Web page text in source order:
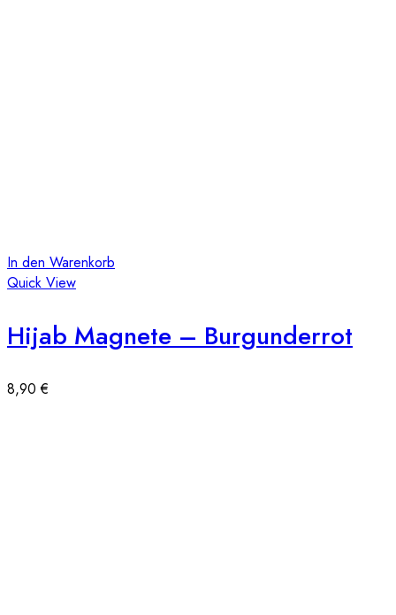
In den Warenkorb
Quick View
Hijab Magnete – Burgunderrot
8,90€